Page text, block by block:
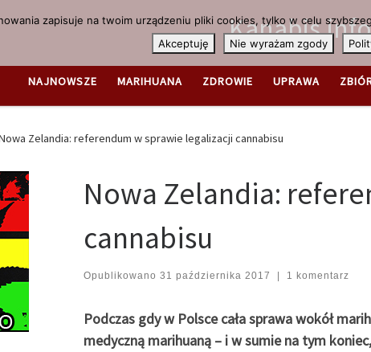
Kanabis.info
NAJNOWSZE MARIHUANA ZDROWIE UPRAWA
Zelandia: referendum w sprawie legalizacji cannabisu
Nowa Zelandia:
cannabisu
Opublikowano 31 października 2017 1 komentarz
Podczas gdy w Polsce cała sprawa wokół
medyczną marihuaną – i w sumie na tym
zapisuje na twoim urządzeniu pliki cookies, tylko w celu
Akceptuję
Nie wyrażam zgody